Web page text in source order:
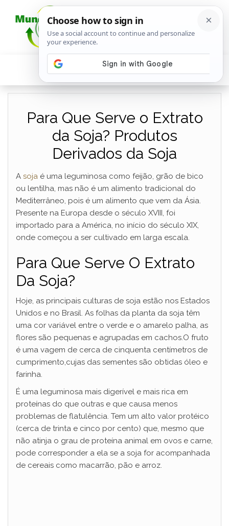
Para Que Serve o Extrato
da Soja? Produtos
Derivados da Soja
A soja é uma leguminosa como feijão, grão de bico
ou lentilha, mas não é um alimento tradicional do
Mediterrâneo, pois é um alimento que vem da Ásia.
Presente na Europa desde o século XVIII, foi
importado para a América, no início do século XIX,
onde começou a ser cultivado em larga escala.
Para Que Serve O Extrato
Da Soja?
Hoje, as principais culturas de soja estão nos Estados
Unidos e no Brasil. As folhas da planta da soja têm
uma cor variável entre o verde e o amarelo palha, as
flores são pequenas e agrupadas em cachos.O fruto
é uma vagem de cerca de cinquenta centímetros de
cumprimento,cujas das sementes são obtidas óleo e
farinha.
É uma leguminosa mais digerível e mais rica em
proteínas do que outras e que causa menos
problemas de flatulência. Tem um alto valor protéico
(cerca de trinta e cinco por cento) que, mesmo que
não atinja o grau de proteína animal em ovos e carne,
pode corresponder a ela se a soja for acompanhada
de cereais como macarrão, pão e arroz.